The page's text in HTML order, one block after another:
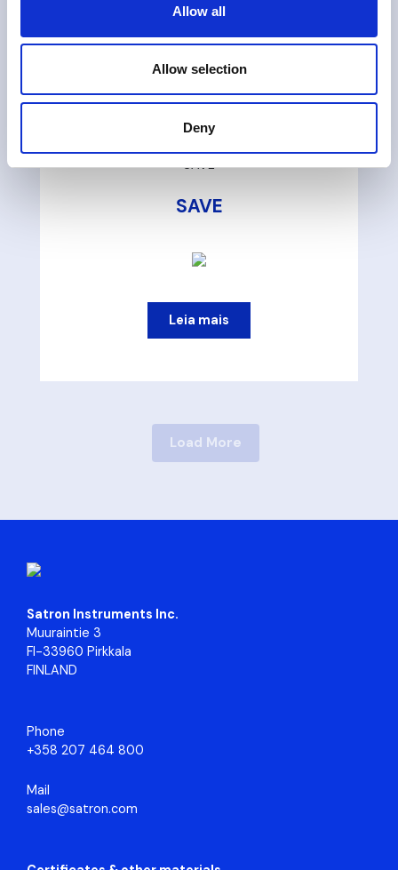
Allow all
Allow selection
Deny
Leia mais
SAVE
SAVE
Leia mais
Load More
Satron Instruments Inc.
Muuraintie 3
FI-33960 Pirkkala
FINLAND
Phone
+358 207 464 800
Mail
sales@satron.com